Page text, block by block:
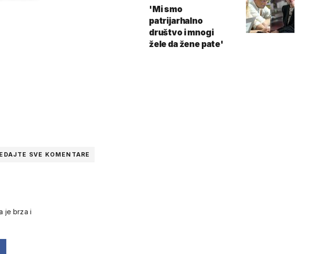
SVE KOMENTARE
je brza i
'Mi smo
patrijarhalno
društvo i mnogi
žele da žene pate'